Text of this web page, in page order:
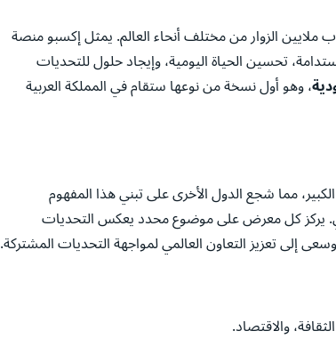
الزوار من مختلف أنحاء العالم. يمثل إكسبو منصة
تحسين الحياة اليومية، وإيجاد حلول للتحديات
، وهو أول نسخة من نوعها ستقام في المملكة العربية
مما شجع الدول الأخرى على تبني هذا المفهوم
يركز كل معرض على موضوع محدد يعكس التحديات
إلى تعزيز التعاون العالمي لمواجهة التحديات المشتركة.
والاقتصاد.